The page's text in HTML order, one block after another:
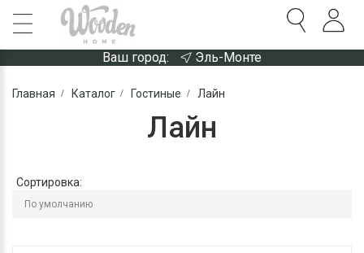
Ваш город: Эль-Монте
Главная Каталог Гостиные Лайн
Лайн
Сортировка: